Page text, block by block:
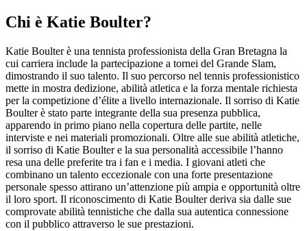
Chi è Katie Boulter?
Katie Boulter è una tennista professionista della Gran Bretagna la
cui carriera include la partecipazione a tornei del Grande Slam,
dimostrando il suo talento. Il suo percorso nel tennis professionistico
mette in mostra dedizione, abilità atletica e la forza mentale richiesta
per la competizione d’élite a livello internazionale. Il sorriso di Katie
Boulter è stato parte integrante della sua presenza pubblica,
apparendo in primo piano nella copertura delle partite, nelle
interviste e nei materiali promozionali. Oltre alle sue abilità atletiche,
il sorriso di Katie Boulter e la sua personalità accessibile l’hanno
resa una delle preferite tra i fan e i media. I giovani atleti che
combinano un talento eccezionale con una forte presentazione
personale spesso attirano un’attenzione più ampia e opportunità oltre
il loro sport. Il riconoscimento di Katie Boulter deriva sia dalle sue
comprovate abilità tennistiche che dalla sua autentica connessione
con il pubblico attraverso le sue prestazioni.